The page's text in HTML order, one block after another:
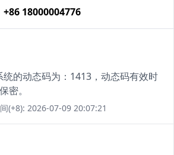
+86 18000004776
统的动态码为：1413，动态码有效时
密。
(+8): 2026-07-09 20:07:21